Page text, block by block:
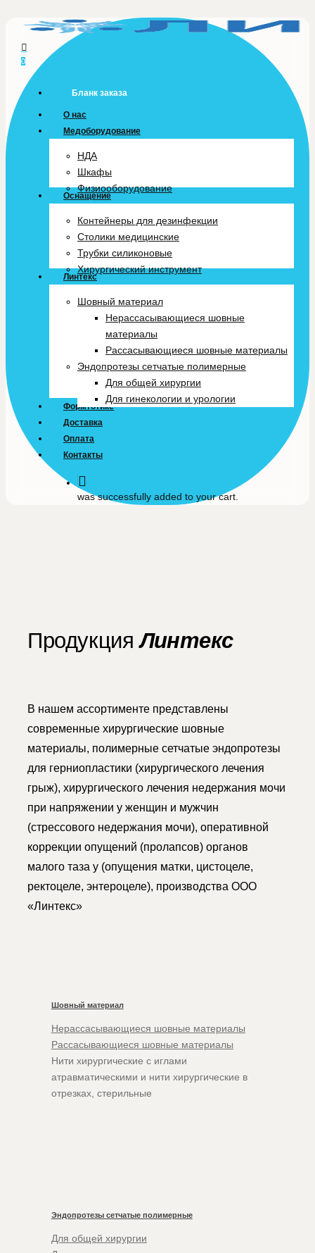
main
content
0
Menu
Бланк заказа
О нас
Медоборудование
НДА
Шкафы
Физиооборудование
Оснащение
Контейнеры для дезинфекции
Столики медицинские
Трубки силиконовые
Хирургический инструмент
Линтекс
Шовный материал
Нерассасывающиеся шовные
материалы
Рассасывающиеся шовные материалы
Эндопротезы сетчатые полимерные
Для общей хирургии
Для гинекологии и урологии
Формтотикс
Доставка
Оплата
Контакты
was successfully added to your cart.
ПродукцияЛинтекс
В нашем ассортименте представлены
современные хирургические шовные
материалы, полимерные сетчатые эндопротезы
для герниопластики (хирургического лечения
грыж), хирургического лечения недержания мочи
при напряжении у женщин и мужчин
(стрессового недержания мочи), оперативной
коррекции опущений (пролапсов) органов
малого таза у (опущения матки, цистоцеле,
ректоцеле, энтероцеле), производства ООО
«Линтекс»
Шовный материал
Нерассасывающиеся шовные материалы
Рассасывающиеся шовные материалы
Нити хирургические с иглами
атравматическими и нити хирургические в
отрезках, стерильные
Эндопротезы сетчатые полимерные
Для общей хирургии